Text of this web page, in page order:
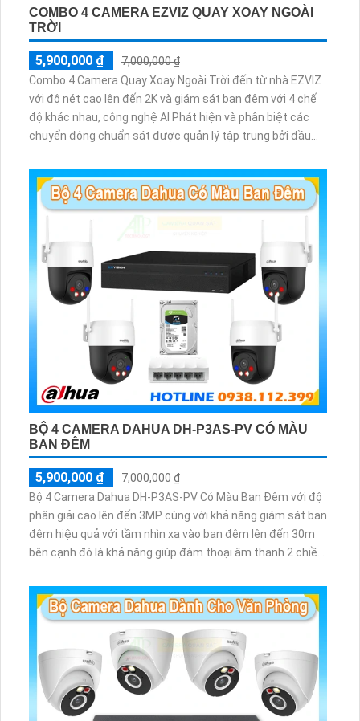
COMBO 4 CAMERA EZVIZ QUAY XOAY NGOÀI
TRỜI
5,900,000 ₫
7,000,000 ₫
Combo 4 Camera Quay Xoay Ngoài Trời đến từ nhà EZVIZ
với độ nét cao lên đến 2K và giám sát ban đêm với 4 chế
độ khác nhau, công nghệ AI Phát hiện và phân biệt các
chuyển động chuẩn sát được quản lý tập trung bởi đầu
BỘ 4 CAMERA DAHUA DH-P3AS-PV CÓ MÀU
BAN ĐÊM
5,900,000 ₫
7,000,000 ₫
Bộ 4 Camera Dahua DH-P3AS-PV Có Màu Ban Đêm với độ
phân giải cao lên đến 3MP cùng với khả năng giám sát ban
đêm hiệu quả với tầm nhìn xa vào ban đêm lên đến 30m
bên cạnh đó là khả năng giúp đàm thoại âm thanh 2 chiều